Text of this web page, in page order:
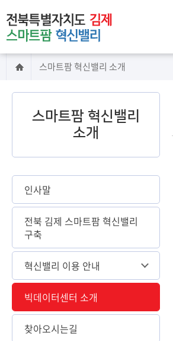
스마트팜 혁신밸리 소개
스마트팜 혁신밸리
소개
인사말
전북 김제 스마트팜 혁신밸리
구축
혁신밸리 이용 안내
빅데이터센터 소개
찾아오시는길